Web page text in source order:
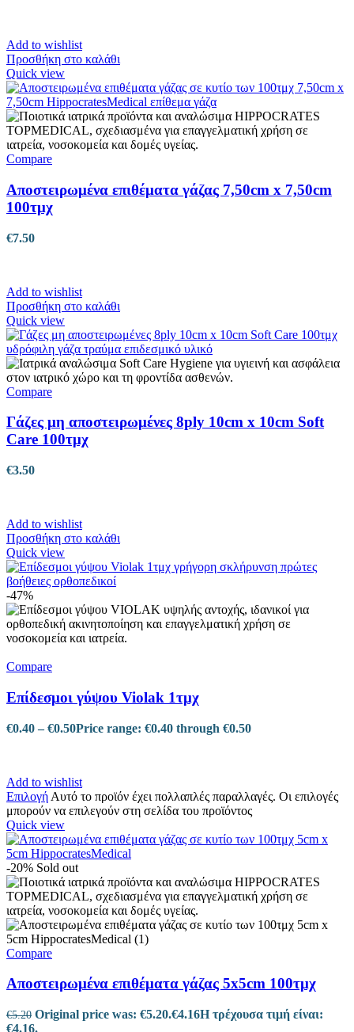
Add to wishlist
Προσθήκη στο καλάθι
Quick view
Compare
Αποστειρωμένα επιθέματα γάζας 7,50cm x 7,50cm
100τμχ
€7.50
Add to wishlist
Προσθήκη στο καλάθι
Quick view
Compare
Γάζες μη αποστειρωμένες 8ply 10cm x 10cm Soft
Care 100τμχ
€3.50
Add to wishlist
Προσθήκη στο καλάθι
Quick view
-47%
Compare
Επίδεσμοι γύψου Violak 1τμχ
€0.40 – €0.50Price range: €0.40 through €0.50
Add to wishlist
Επιλογή Αυτό το προϊόν έχει πολλαπλές παραλλαγές. Οι επιλογές
μπορούν να επιλεγούν στη σελίδα του προϊόντος
Quick view
-20% Sold out
Compare
Αποστειρωμένα επιθέματα γάζας 5x5cm 100τμχ
€5.20 Original price was: €5.20.€4.16Η τρέχουσα τιμή είναι:
€4.16.